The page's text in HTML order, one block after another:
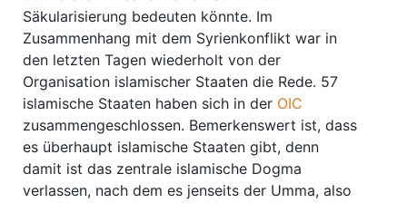
Säkularisierung bedeuten könnte. Im
Zusammenhang mit dem Syrienkonflikt war in
den letzten Tagen wiederholt von der
Organisation islamischer Staaten die Rede. 57
islamische Staaten haben sich in der OIC
zusammengeschlossen. Bemerkenswert ist, dass
es überhaupt islamische Staaten gibt, denn
damit ist das zentrale islamische Dogma
verlassen, nach dem es jenseits der Umma, also